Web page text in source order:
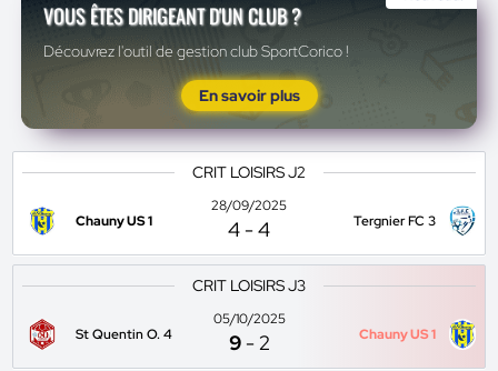
VOUS ÊTES DIRIGEANT D'UN CLUB ?
Découvrez l'outil de gestion club SportCorico !
En savoir plus
CRIT LOISIRS J2
Chauny US 1
28/09/2025
4 -4 Tergnier FC 3
CRIT LOISIRS J3
St Quentin O. 4
05/10/2025
9 -2 Chauny US 1